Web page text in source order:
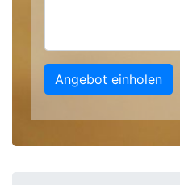
Angebot einholen